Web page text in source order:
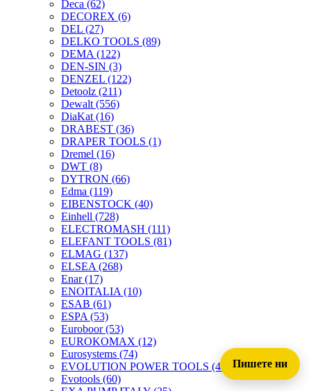
Deca (62)
DECOREX (6)
DEL (27)
DELKO TOOLS (89)
DEMA (122)
DEN-SIN (3)
DENZEL (122)
Detoolz (211)
Dewalt (556)
DiaKat (16)
DRABEST (36)
DRAPER TOOLS (1)
Dremel (16)
DWT (8)
DYTRON (66)
Edma (119)
EIBENSTOCK (40)
Einhell (728)
ELECTROMASH (111)
ELEFANT TOOLS (81)
ELMAG (137)
ELSEA (268)
Enar(17)
ENOITALIA (10)
ESAB (61)
ESPA (53)
Euroboor(53)
EUROKOMAX (12)
Eurosystems (74)
EVOLUTION POWER TOOLS (45)
Evotools (60)
Пишете ни